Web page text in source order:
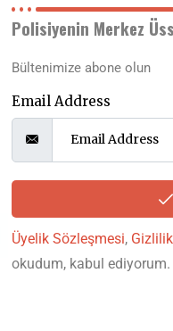
Polisiyenin Merkez
Bültenimize abone olun
Email Address
Üyelik Sözleşmesi,
okudum, kabul ediyorum.